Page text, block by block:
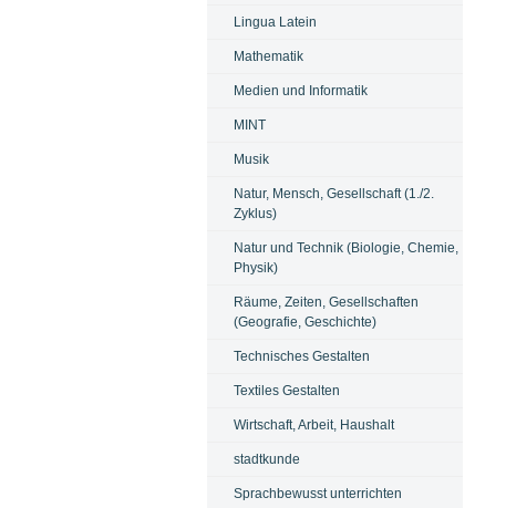
Lingua Latein
Mathematik
Medien und Informatik
MINT
Musik
Natur, Mensch, Gesellschaft (1./2.
Zyklus)
Natur und Technik (Biologie, Chemie,
Physik)
Räume, Zeiten, Gesellschaften
(Geografie, Geschichte)
Technisches Gestalten
Textiles Gestalten
Wirtschaft, Arbeit, Haushalt
stadtkunde
Sprachbewusst unterrichten